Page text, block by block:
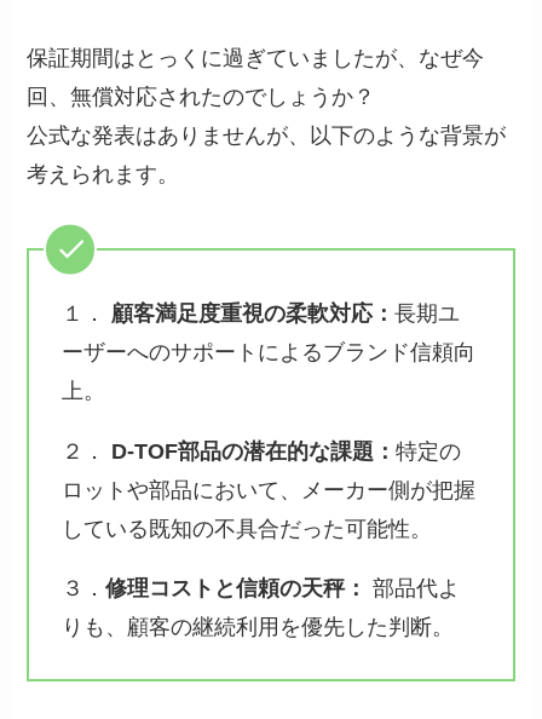
保証期間はとっくに過ぎていましたが、なぜ今
回、無償対応されたのでしょうか？
公式な発表はありませんが、以下のような背景が
考えられます。
１． 顧客満足度重視の柔軟対応：長期ユ
ーザーへのサポートによるブランド信頼向
上。
２． D-TOF部品の潜在的な課題：特定の
ロットや部品において、メーカー側が把握
している既知の不具合だった可能性。
３．修理コストと信頼の天秤： 部品代よ
りも、顧客の継続利用を優先した判断。